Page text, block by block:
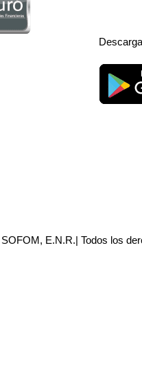
E.N.R.| Todos los